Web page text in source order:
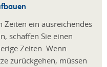
Zeiten ein ausreichendes
schaffen Sie einen
Zeiten. Wenn
zurückgehen, müssen